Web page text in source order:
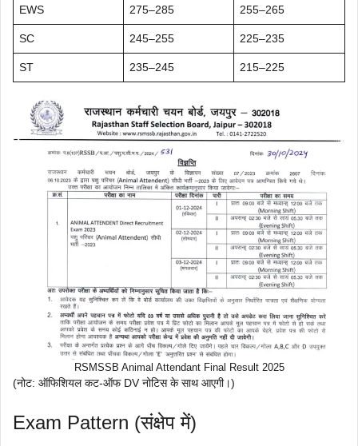
EWS 275–285 255–265
SC 245–255 225–235
ST 235–245 215–225
RSMSSB Animal Attendant Final Result 2025
(नोट: ऑफिशियल कट-ऑफ DV नोटिस के साथ आएगी।)
Exam Pattern (संक्षेप में)